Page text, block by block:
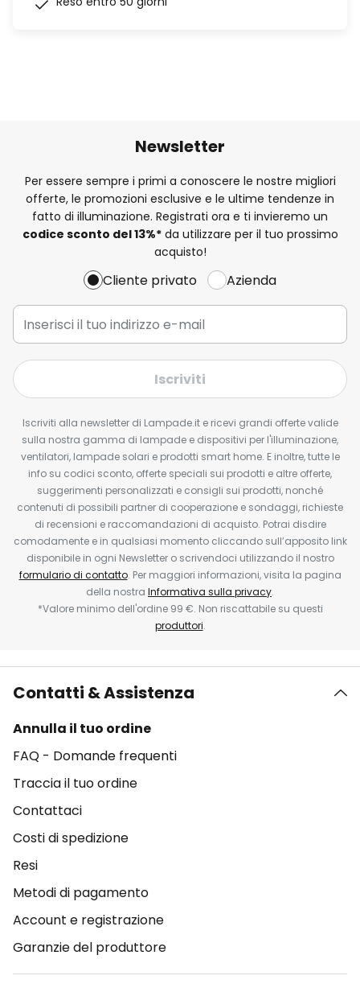
Newsletter
Per essere sempre i primi a conoscere le nostre migliori
offerte, le promozioni esclusive e le ultime tendenze in
fatto di illuminazione. Registrati ora e ti invieremo un
codice sconto del13%*da utilizzare per il tuo prossimo
acquisto!
Cliente privato Azienda
Iscriviti
Iscriviti alla newsletter di Lampade.it e ricevi grandi offerte valide
sulla nostra gamma di lampade e dispositivi per l'illuminazione,
ventilatori, lampade solari e prodotti smart home. E inoltre, tutte le
info su codici sconto, offerte speciali sui prodotti e altre offerte,
suggerimenti personalizzati e consigli sui prodotti, nonché
contenuti di possibili partner di cooperazione e sondaggi, richieste
di recensioni e raccomandazioni di acquisto. Potrai disdire
comodamente e in qualsiasi momento cliccando sull’apposito link
disponibile in ogni Newsletter o scrivendoci utilizzando il nostro
formulario di contatto. Per maggiori informazioni, visita la pagina
della nostra Informativa sulla privacy.
*Valore minimo dell'ordine 99 €. Non riscattabile su questi
produttori.
Contatti & Assistenza
Annulla il tuo ordine
FAQ - Domande frequenti
Traccia il tuo ordine
Contattaci
Costi di spedizione
Resi
Metodi di pagamento
Account e registrazione
Garanzie del produttore